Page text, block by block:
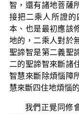
智，還有諸地菩薩
接把二乘人所證
本、也是最初應該
地的，二乘人對於
聖諦智是第二義聖
二的聖諦智來斷諸
智慧來斷除煩惱障
慧來斷四住地煩惱
我們正覺同修